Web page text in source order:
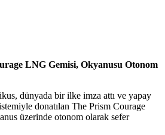
LNG Gemisi, Okyanusu Otonom
dünyada bir ilke imza attı ve yapay
donatılan The Prism Courage
üzerinde otonom olarak sefer